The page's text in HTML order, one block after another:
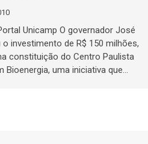
Unicamp O governador José
o investimento de R$ 150 milhões,
constituição do Centro Paulista
Bioenergia, uma iniciativa que…